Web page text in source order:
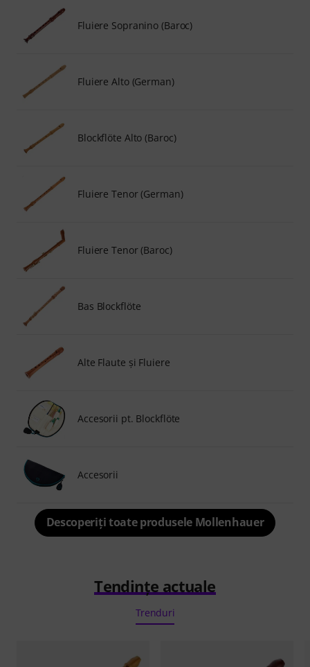
Fluiere Sopranino (Baroc)
Fluiere Alto (German)
Blockflöte Alto (Baroc)
Fluiere Tenor (German)
Fluiere Tenor (Baroc)
Bas Blockflöte
Alte Flaute şi Fluiere
Accesorii pt. Blockflöte
Accesorii
Descoperiți toate produsele Mollenhauer
Tendințe actuale
Trenduri